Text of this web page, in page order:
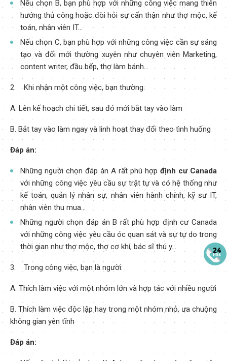
Nếu chọn B, bạn phù hợp với những công việc mang thiên
hướng thủ công hoặc đòi hỏi sự cẩn thận như thợ mộc, kế
toán, nhân viên IT…
Nếu chọn C, bạn phù hợp với những công việc cần sự sáng
tạo và đổi mới thường xuyên như chuyên viên Marketing,
content writer, đầu bếp, thợ làm bánh…
2. Khi nhận một công việc, bạn thường:
A. Lên kế hoạch chi tiết, sau đó mới bắt tay vào làm
B. Bắt tay vào làm ngay và linh hoạt thay đổi theo tình huống
Đáp án:
Những người chọn đáp án A rất phù hợp định cư Canada
với những công việc yêu cầu sự trật tự và có hệ thống như
kế toán, quản lý nhân sự, nhân viên hành chính, kỹ sư IT,
nhân viên thu mua…
Những người chọn đáp án B rất phù hợp định cư Canada
với những công việc yêu cầu óc quan sát và sự tự do trong
thời gian như thợ mộc, thợ cơ khí, bác sĩ thú y...
3. Trong công việc, bạn là người:
A. Thích làm việc với một nhóm lớn và hợp tác với nhiều người
B. Thích làm việc độc lập hay trong một nhóm nhỏ, ưa chuộng
không gian yên tĩnh
Đáp án: